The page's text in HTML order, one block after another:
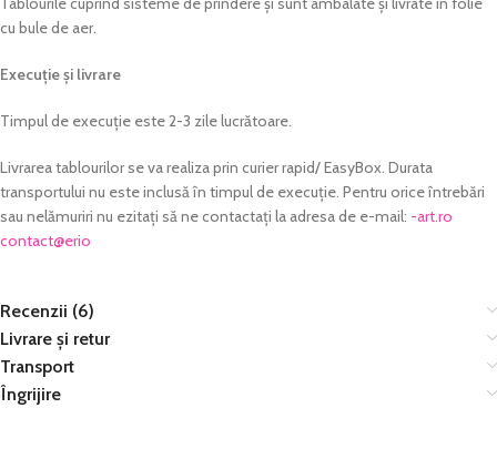
cu bule de aer.
Execuție și livrare
Timpul de execuție este 2-3 zile lucrătoare.
Livrarea tablourilor se va realiza prin curier rapid/ EasyBox. Durata
transportului nu este inclusă în timpul de execuție. Pentru orice întrebări
sau nelămuriri nu ezitați să ne contactați la adresa de e-mail: or.tra-
oire
@tcatnoc
Recenzii (6)
Livrare și retur
Transport
Îngrijire